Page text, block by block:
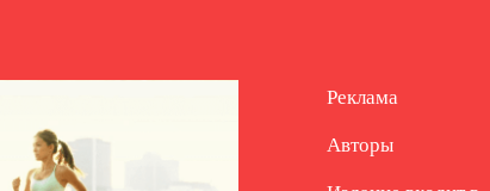
Реклама
Авторы